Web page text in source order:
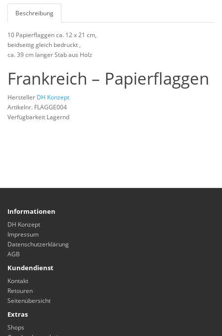
Beschreibung
10 Papierflaggen ca. 12 x 21 cm,
beidseitig gleich bedruckt ,
ca. 39 cm langer Stab aus Holz
Frankreich – Papierflaggen
Hersteller DH Konzept
Artikelnr. FLAGGE004
Verfügbarkeit Lagernd
Informationen
DH Konzept
Impressum
Datenschutzerklärung
AGB
Kundendienst
Kontakt
Retouren
Seitenübersicht
Extras
Shops